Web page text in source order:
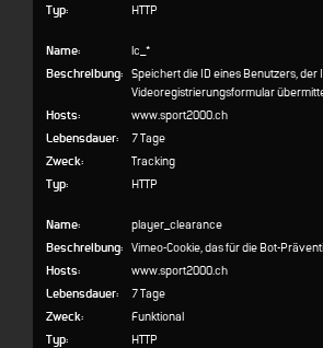
Typ:
HTTP
Name:
lc_*
Beschreibung: Speichert die ID eines Benutzers,
Videoregistrierungsformular
Hosts:
www.sport2000.ch
Lebensdauer:
7 Tage
Zweck:
Tracking
Typ:
HTTP
Name:
player_clearance
Beschreibung: Vimeo-Cookie, das für die Bot-
Hosts:
www.sport2000.ch
Lebensdauer:
7 Tage
Zweck:
Funktional
Typ:
HTTP